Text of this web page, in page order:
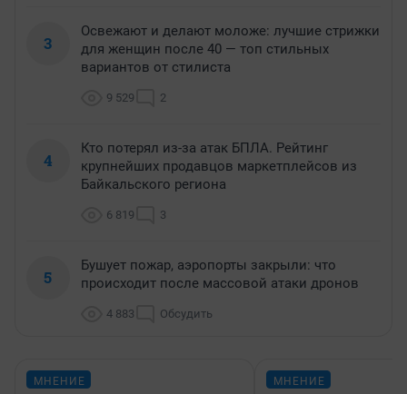
3
Освежают и делают моложе: лучшие стрижки
для женщин после 40 — топ стильных
вариантов от стилиста
9 529 2
4
Кто потерял из-за атак БПЛА. Рейтинг
крупнейших продавцов маркетплейсов из
Байкальского региона
6 819 3
5
Бушует пожар, аэропорты закрыли: что
происходит после массовой атаки дронов
4 883 Обсудить
МНЕНИЕ МНЕНИЕ